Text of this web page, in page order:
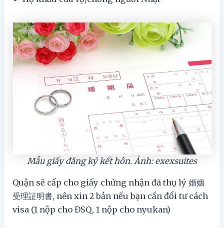
Mẫu giấy đăng ký kết hôn. Ảnh: exexsuites
Quận sẽ cấp cho giấy chứng nhận đã thụ lý 婚姻
受理証明書, nên xin 2 bản nếu bạn cần đổi tư cách
visa (1 nộp cho ĐSQ, 1 nộp cho nyukan)